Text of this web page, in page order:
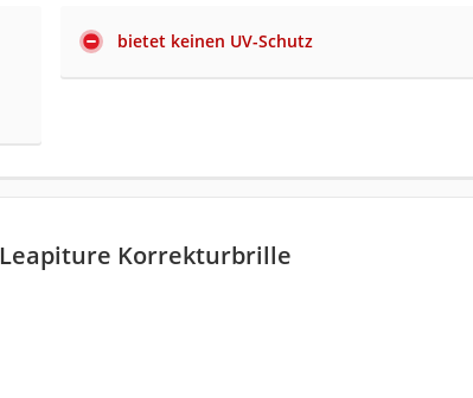
bietet keinen UV-Schutz
Leapiture Korrekturbrille